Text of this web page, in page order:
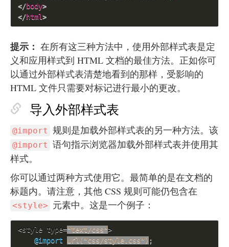
</body>
</html>
提示： 在所有这三种方法中，使用外部样式表是定
义和应用样式到 HTML 文档的最佳方法。正如你可
以通过外部样式表清楚地看到的那样，受影响的
HTML 文件只需要对标记进行最小的更改。
导入外部样式表
@import 规则是加载外部样式表的另一种方法。该
@import 语句指示浏览器加载外部样式表并使用其
样式。
你可以通过两种方式使用它。最简单的是在文档的
标题内。请注意，其他 CSS 规则可能仍包含在
<style> 元素中。这是一个例子：
<style type="text/css">
@import
url("css/style.css") ;